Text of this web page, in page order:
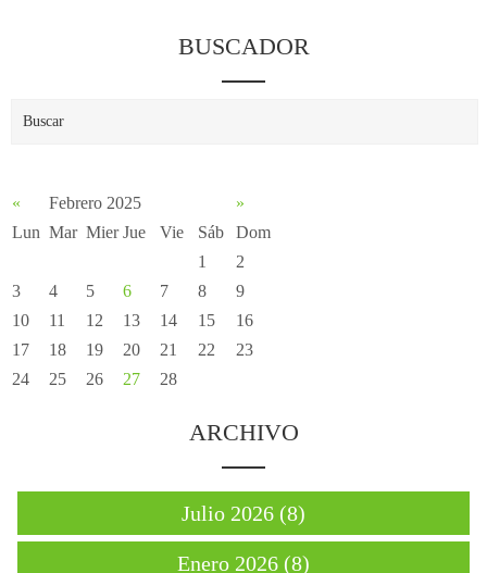
BUSCADOR
« Febrero 2025
»
Lun Mar Mier Jue Vie Sáb
Dom
1
2
3
4 5 6 7 8
9
10
11 12 13 14 15
16
17
18 19 20 21 22
23
24
25 26 27 28
ARCHIVO
Julio 2026 (8)
Enero 2026 (8)